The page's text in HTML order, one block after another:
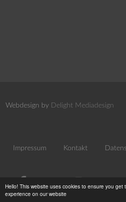
Hello! This website uses cookies to ensure you get
experience on our website
Webdesign by Delight Mediadesign
Impressum Kontakt